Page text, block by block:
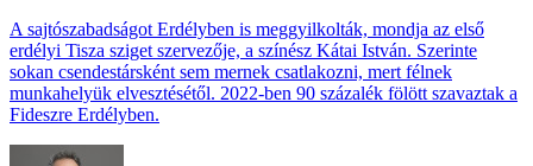
A sajtószabadságot Erdélyben is meggyilkolták, mondja az első
erdélyi Tisza sziget szervezője, a színész Kátai István. Szerinte
sokan csendestársként sem mernek csatlakozni, mert félnek
munkahelyük elvesztésétől. 2022-ben 90 százalék fölött szavaztak a
Fideszre Erdélyben.